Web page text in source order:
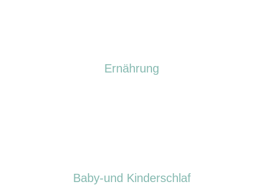
Ernährung
Baby-und Kinderschlaf